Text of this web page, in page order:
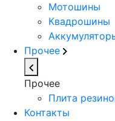
Мотошины
Квадрошины
Прочее
Прочее
Плита
Контакты